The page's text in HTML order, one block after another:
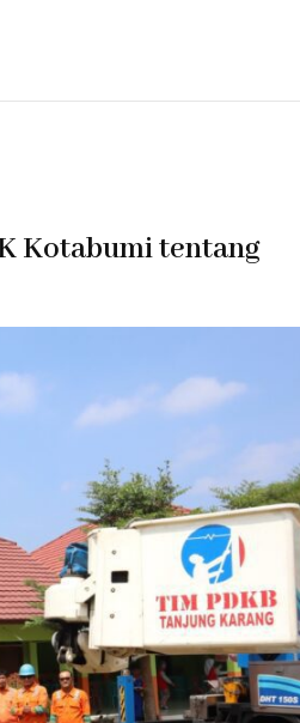
Kotabumi tentang